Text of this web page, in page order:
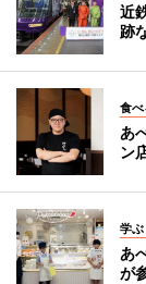
近
跡
食べ
あ
ン
学ぶ
あ
が